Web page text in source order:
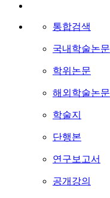
통합검색
국내학술논문
학위논문
해외학술논문
학술지
단행본
연구보고서
공개강의